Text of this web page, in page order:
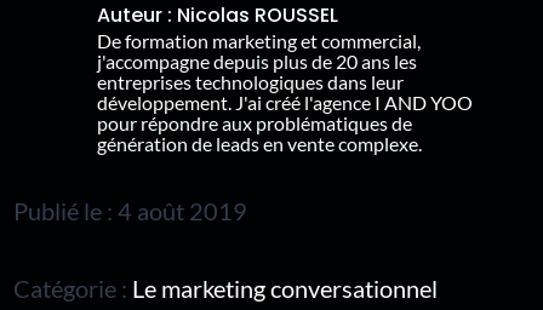
Auteur : Nicolas ROUSSEL
De formation marketing et commercial,
j'accompagne depuis plus de 20 ans les
entreprises technologiques dans leur
développement. J'ai créé l'agence I AND YOO
pour répondre aux problématiques de
génération de leads en vente complexe.
Publié le : 4 août 2019
Catégorie : Le marketing conversationnel